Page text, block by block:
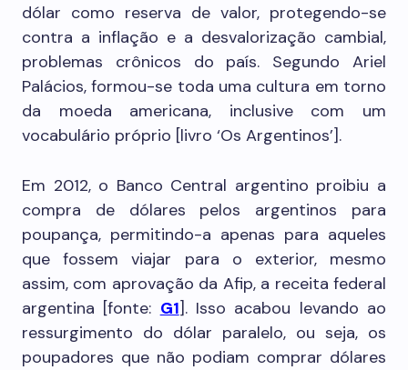
dólar como reserva de valor, protegendo-se
contra a inflação e a desvalorização cambial,
problemas crônicos do país. Segundo Ariel
Palácios, formou-se toda uma cultura em torno
da moeda americana, inclusive com um
vocabulário próprio [livro ‘Os Argentinos’].
Em 2012, o Banco Central argentino proibiu a
compra de dólares pelos argentinos para
poupança, permitindo-a apenas para aqueles
que fossem viajar para o exterior, mesmo
assim, com aprovação da Afip, a receita federal
argentina [fonte: G1]. Isso acabou levando ao
ressurgimento do dólar paralelo, ou seja, os
poupadores que não podiam comprar dólares